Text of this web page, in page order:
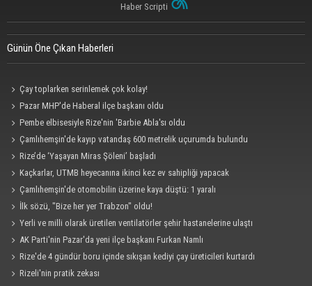
Haber Scripti
Günün Öne Çıkan Haberleri
Çay toplarken serinlemek çok kolay!
Pazar MHP'de Haberal ilçe başkanı oldu
Pembe elbisesiyle Rize'nin 'Barbie Abla'sı oldu
Çamlıhemşin'de kayıp vatandaş 600 metrelik uçurumda bulundu
Rize’de ‘Yaşayan Miras Şöleni’ başladı
Kaçkarlar, UTMB heyecanına ikinci kez ev sahipliği yapacak
Çamlıhemşin'de otomobilin üzerine kaya düştü: 1 yaralı
İlk sözü, "Bize her yer Trabzon" oldu!
Yerli ve milli olarak üretilen ventilatörler şehir hastanelerine ulaştı
AK Parti'nin Pazar'da yeni ilçe başkanı Furkan Namlı
Rize'de 4 gündür boru içinde sıkışan kediyi çay üreticileri kurtardı
Rizeli'nin pratik zekası